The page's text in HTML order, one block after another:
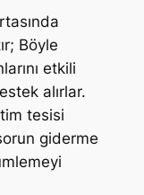
Böyle
etkili
alırlar.
tesisi
giderme